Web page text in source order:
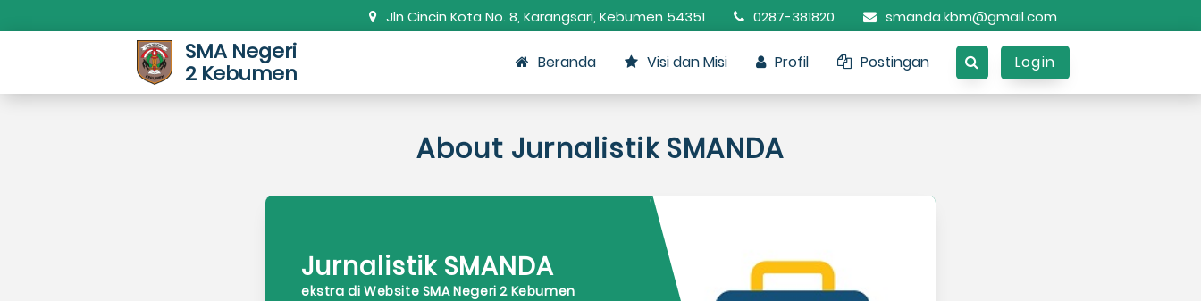
Jln Cincin Kota No. 8, Karangsari, Kebumen 54351 0287-381820 smanda.kbm@gmail.com
SMA Negeri
2 Kebumen
Beranda Visi dan Misi Profil Postingan Login
About Jurnalistik SMANDA
Jurnalistik SMANDA
ekstra di Website SMA Negeri 2 Kebumen